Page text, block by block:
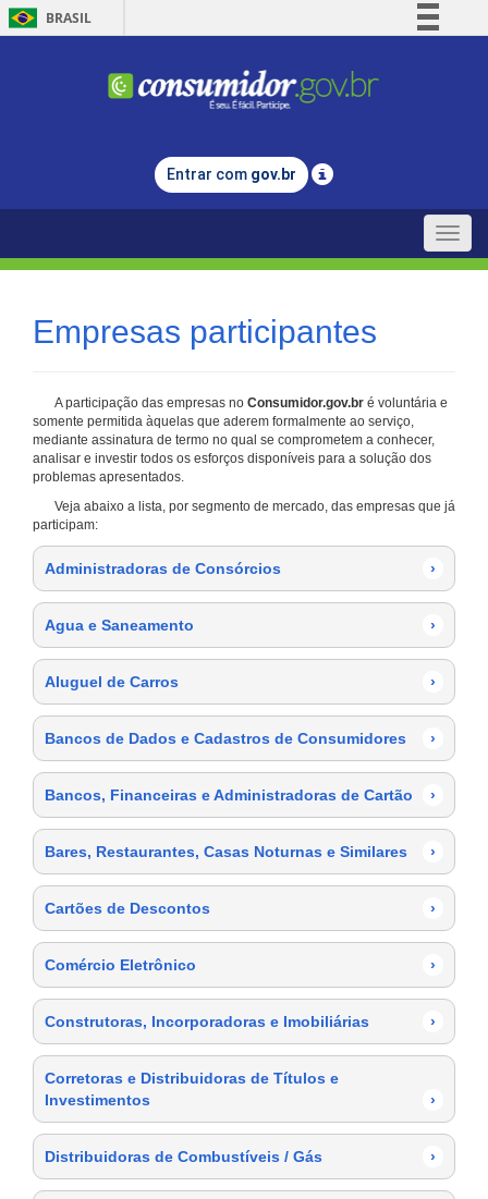
BRASIL
Comunica BR
Legislação
Entrar com gov.br
Toggle
Empresas participantes
A participação das empresas no Consumidor.gov.br é voluntária e
somente permitida àquelas que aderem formalmente ao serviço,
mediante assinatura de termo no qual se comprometem a conhecer,
analisar e investir todos os esforços disponíveis para a solução dos
problemas apresentados.
Veja abaixo a lista, por segmento de mercado, das empresas que já
participam:
Administradoras de Consórcios ›
Agua e Saneamento ›
Aluguel de Carros ›
Bancos de Dados e Cadastros de Consumidores ›
Bancos, Financeiras e Administradoras de Cartão ›
Bares, Restaurantes, Casas Noturnas e Similares ›
Cartões de Descontos ›
Comércio Eletrônico ›
Construtoras, Incorporadoras e Imobiliárias ›
Corretoras e Distribuidoras de Títulos e
Investimentos
›
Distribuidoras de Combustíveis / Gás ›